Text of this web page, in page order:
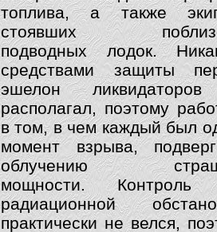
топлива, а также
стоявших
подводных лодок.
средствами защиты
эшелон
располагал, поэтому
в том, в чем каждый был
момент взрыва,
облучению
мощности. Контроль
радиационной
практически не велся,